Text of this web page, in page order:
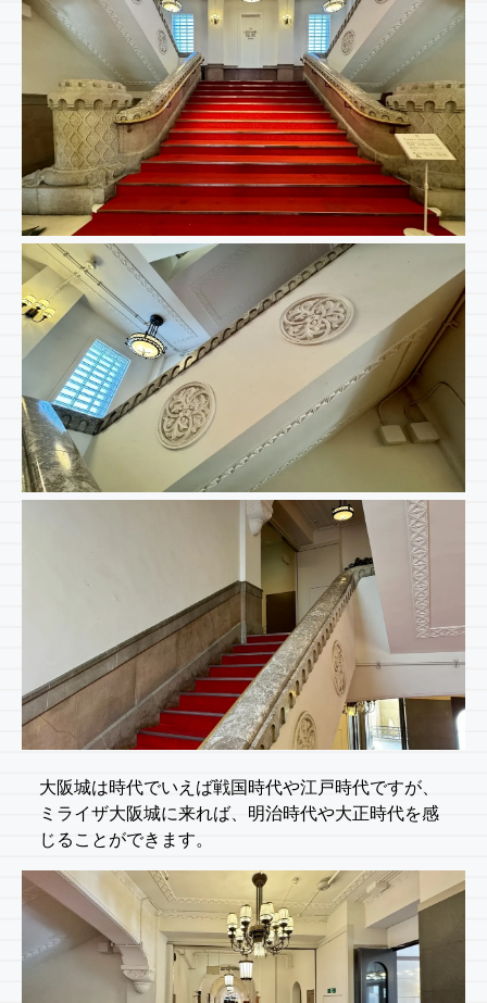
大阪城は時代でいえば戦国時代や江戸時代ですが、
ミライザ大阪城に来れば、明治時代や大正時代を感
じることができます。